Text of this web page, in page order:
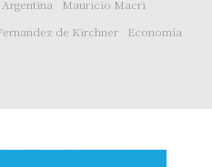
Argentina
Mauricio Macri
de Kirchner
Economía